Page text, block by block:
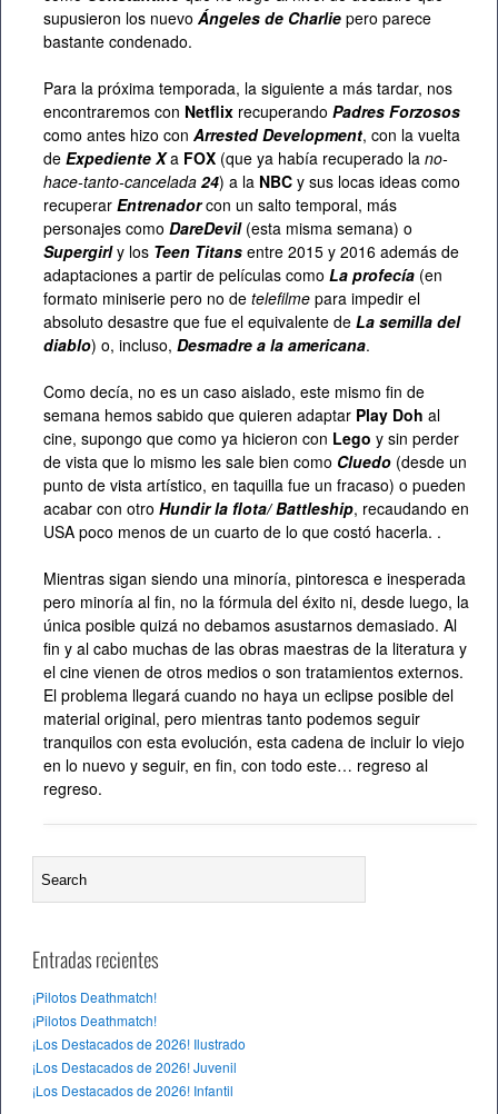
supusieron los nuevo Ángeles de Charlie pero parece
bastante condenado.
Para la próxima temporada, la siguiente a más tardar, nos
encontraremos con Netflix recuperando Padres Forzosos
como antes hizo con Arrested Development, con la vuelta
de Expediente Xa FOX (que ya había recuperado la no-
hace-tanto-cancelada 24) a la NBC y sus locas ideas como
recuperar Entrenador con un salto temporal, más
personajes como DareDevil (esta misma semana) o
Supergirl y los Teen Titans entre 2015 y 2016 además de
adaptaciones a partir de películas como La profecía (en
formato miniserie pero no de telefilme para impedir el
absoluto desastre que fue el equivalente de La semilla del
diablo) o, incluso, Desmadre a la americana.
Como decía, no es un caso aislado, este mismo fin de
semana hemos sabido que quieren adaptar Play Doh al
cine, supongo que como ya hicieron con Lego y sin perder
de vista que lo mismo les sale bien como Cluedo (desde un
punto de vista artístico, en taquilla fue un fracaso) o pueden
acabar con otro Hundir la flota/ Battleship, recaudando en
USA poco menos de un cuarto de lo que costó hacerla. .
Mientras sigan siendo una minoría, pintoresca e inesperada
pero minoría al fin, no la fórmula del éxito ni, desde luego, la
única posible quizá no debamos asustarnos demasiado. Al
fin y al cabo muchas de las obras maestras de la literatura y
el cine vienen de otros medios o son tratamientos externos.
El problema llegará cuando no haya un eclipse posible del
material original, pero mientras tanto podemos seguir
tranquilos con esta evolución, esta cadena de incluir lo viejo
en lo nuevo y seguir, en fin, con todo este… regreso al
regreso.
Entradas recientes
¡Pilotos Deathmatch!
¡Pilotos Deathmatch!
¡Los Destacados de 2026! Ilustrado
¡Los Destacados de 2026! Juvenil
¡Los Destacados de 2026! Infantil